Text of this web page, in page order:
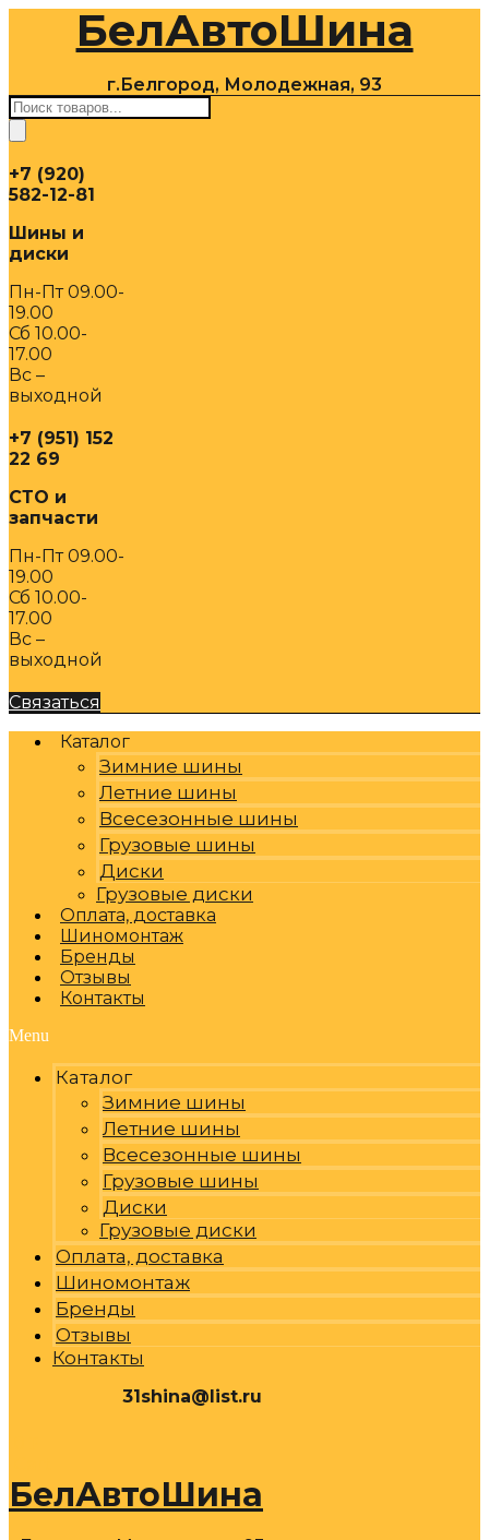
содержимомуБелАвтоШина
г.Белгород, Молодежная, 93
Поиск
товаров
+7 (920)
582-12-81
Шины и
диски
Пн-Пт 09.00-
19.00
Сб 10.00-
17.00
Вс –
выходной
+7 (951) 152
22 69
СТО и
запчасти
Пн-Пт 09.00-
19.00
Сб 10.00-
17.00
Вс –
выходной
Связаться
Каталог
Зимние шины
Летние шины
Всесезонные шины
Грузовые шины
Диски
Грузовые диски
Оплата, доставка
Шиномонтаж
Бренды
Отзывы
Контакты
Menu
Каталог
Зимние шины
Летние шины
Всесезонные шины
Грузовые шины
Диски
Грузовые диски
Оплата, доставка
Шиномонтаж
Бренды
Отзывы
Контакты
31shina@list.ru
БелАвтоШина